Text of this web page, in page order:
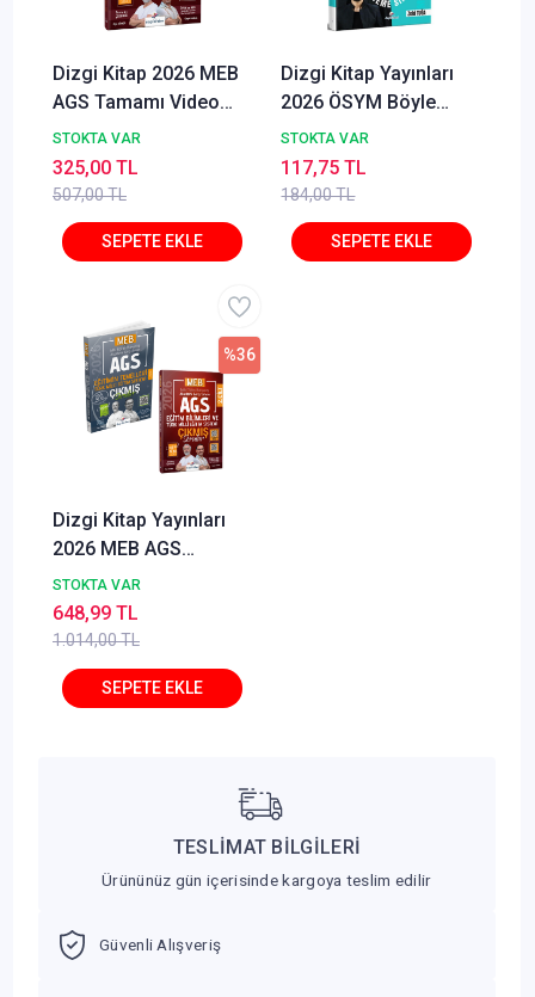
Dizgi Kitap 2026 MEB
AGS Tamamı Video
Çözümlü Eğitim
Bilimleri ve Türk Milli
Eğitim Sistemi Çıkmış
Sorular 2. Cilt Ziya
Sümer Özgür Hamal
STOKTA VAR
507,00 TL
325,00 TL
Dizgi Kitap Yayınları
2026 ÖSYM Böyle
Sorar MEB AGS Tarih
Tamamı PDF Çözümlü
50 Deneme Sınavı Zeki
Tuğa
STOKTA VAR
184,00 TL
117,75 TL
Dizgi Kitap Yayınları
2026 MEB AGS
Tamamı Video
Çözümlü Eğitim
Bilimleri ve Türk Milli
Eğitim Sistemi Çıkmış
Sorular
STOKTA VAR
1.014,00 TL
%36
648,99 TL
TESLİMAT BİLGİLERİ
Ürününüz gün içerisinde kargoya teslim edilir
Güvenli Alışveriş